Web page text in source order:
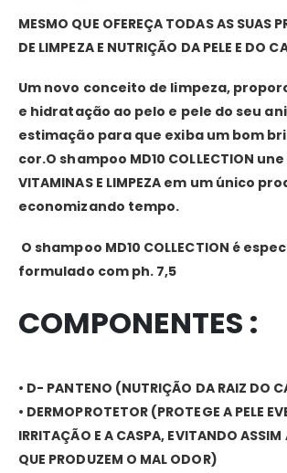
MESMO QUE OFEREÇA TODAS AS SUAS
DE LIMPEZA E NUTRIÇÃO DA PELE E DO
Um novo conceito de limpeza,
e hidratação ao pelo e pele do seu
estimação para que exiba um bom
cor.O shampoo MD10 COLLECTION une
VITAMINAS E LIMPEZA em um único
economizando tempo.
O shampoo MD10 COLLECTION é
formulado com ph. 7,5
COMPONENTES :
• D- PANTENO (NUTRIÇÃO DA RAIZ DO
• DERMOPROTETOR (PROTEGE A PELE
IRRITAÇÃO E A CASPA, EVITANDO ASSIM
QUE PRODUZEM O MAL ODOR)